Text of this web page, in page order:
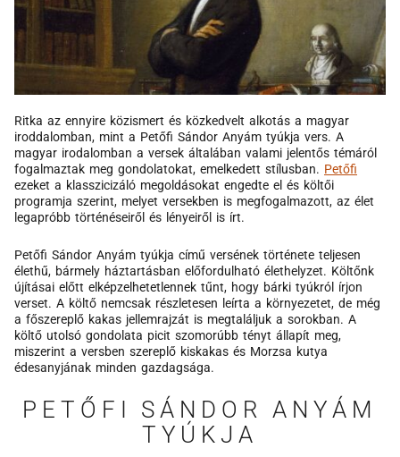
Ritka az ennyire közismert és közkedvelt alkotás a magyar
iroddalomban, mint a Petőfi Sándor Anyám tyúkja vers. A
magyar irodalomban a versek általában valami jelentős témáról
fogalmaztak meg gondolatokat, emelkedett stílusban. Petőfi
ezeket a klasszicizáló megoldásokat engedte el és költői
programja szerint, melyet versekben is megfogalmazott, az élet
legapróbb történéseiről és lényeiről is írt.
Petőfi Sándor Anyám tyúkja című versének története teljesen
élethű, bármely háztartásban előfordulható élethelyzet. Költőnk
újításai előtt elképzelhetetlennek tűnt, hogy bárki tyúkról írjon
verset. A költő nemcsak részletesen leírta a környezetet, de még
a főszereplő kakas jellemrajzát is megtaláljuk a sorokban. A
költő utolsó gondolata picit szomorúbb tényt állapít meg,
miszerint a versben szereplő kiskakas és Morzsa kutya
édesanyjának minden gazdagsága.
PETŐFI SÁNDOR ANYÁM
TYÚKJA